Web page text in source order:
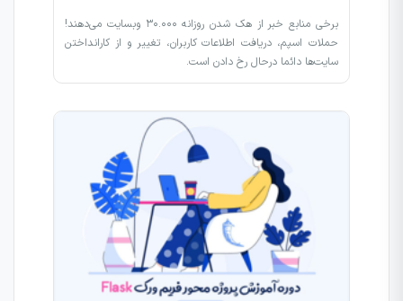
برخی منابع خبر از هک شدن روزانه ۳۰.۰۰۰ وبسایت می‌دهند!
حملات اسپم، دریافت اطلاعات کاربران، تغییر و از کارانداختن
سایت‌ها دائما درحال رخ دادن است.